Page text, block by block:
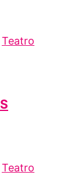
Teatro
Teatro